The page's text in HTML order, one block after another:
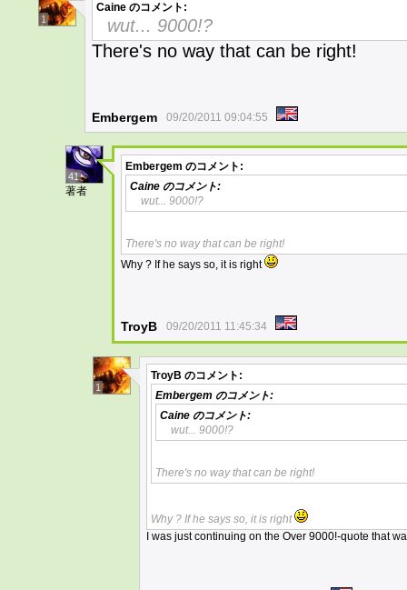
1
Caine のコメント:
wut... 9000!?
There's no way that can be right!
Embergem 09/20/2011 09:04:55
41
著者
Embergem のコメント:
Caine のコメント:
wut... 9000!?
There's no way that can be right!
Why ? If he says so, it is right
TroyB 09/20/2011 11:45:34
1
TroyB のコメント:
Embergem のコメント:
Caine のコメント:
wut... 9000!?
There's no way that can be right!
Why ? If he says so, it is right
I was just continuing on the Over 9000!-quote that